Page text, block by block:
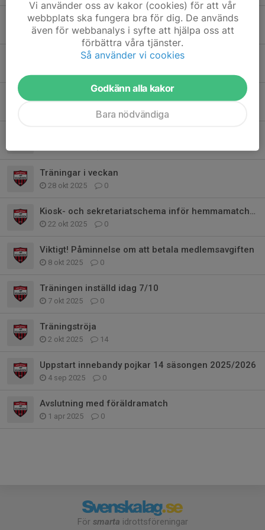
Träna med P11/12/13 torsdag 29/1
28 jan, 22:18 0
Träna och spela match med P11/12/13
Julavslutning 18/12
Träningar i veckan
28 okt 2025 0
Kiosk- och sekretariatschema inför hemmamatcher
22 okt 2025 0
Viktigt! Påminnelse om att betala medlemsavgiften
8 okt 2025 0
Träningen inställd idag 7/10
7 okt 2025 0
Träningströja
2 okt 2025 14
Uppstart innebandy pojkar 14 säsongen 2025/2026
4 sep 2025 0
Avslutning med föräldramatch
1 apr 2025 0
För smarta idrottsföreningar
Vi använder oss av kakor (cookies) för att vår
webbplats ska fungera bra för dig. De används
även för webbanalys i syfte att hjälpa oss att
förbättra våra tjänster.
Så använder vi cookies
Godkänn alla kakor
Bara nödvändiga